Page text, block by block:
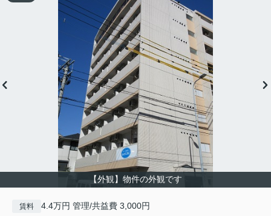
【外観】物件の外観です
賃料 4.4万円 管理/共益費 3,000円